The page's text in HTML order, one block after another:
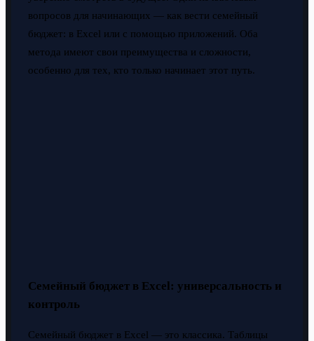
вопросов для начинающих — как вести семейный
бюджет: в Excel или с помощью приложений. Оба
метода имеют свои преимущества и сложности,
особенно для тех, кто только начинает этот путь.
Семейный бюджет в Excel: универсальность и
контроль
Семейный бюджет в Excel — это классика. Таблицы